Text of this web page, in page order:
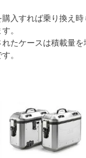
入すれば乗り換え
。
たケースは積載量
。